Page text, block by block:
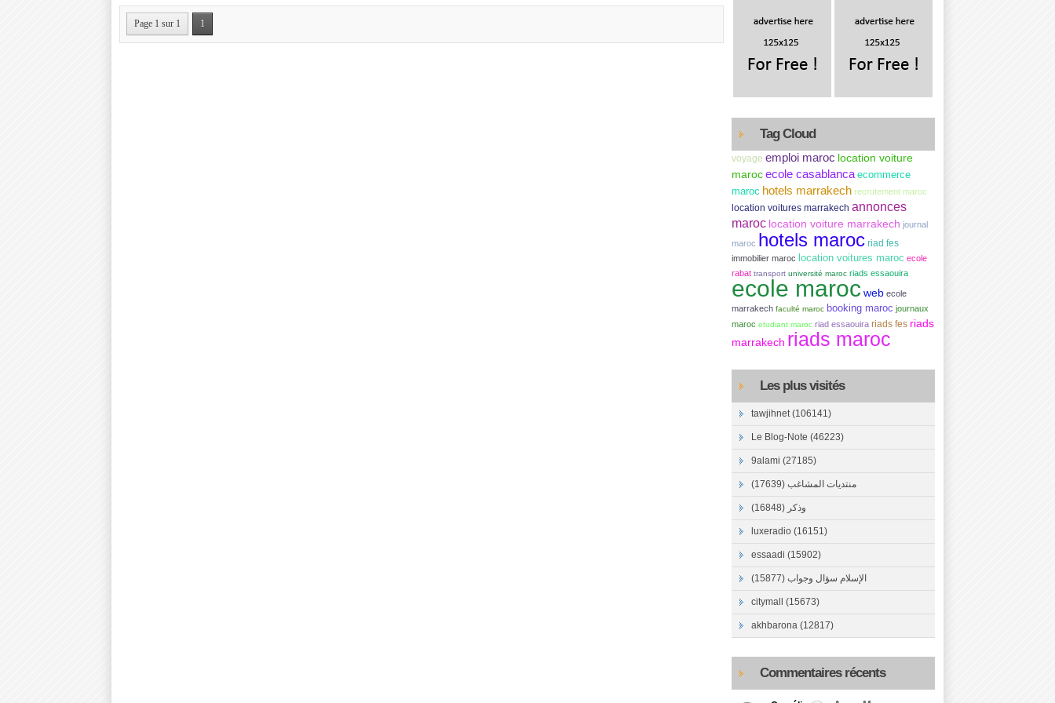
Page 1 sur 1 1
Tag Cloud
voyage emploi maroc location voiture
maroc ecole casablanca ecommerce
maroc hotels marrakech recrutement maroc
location voitures marrakech annonces
maroc location voiture marrakech journal
maroc hotels maroc riad fes
immobilier maroc location voitures maroc ecole
rabat transport université maroc riads essaouira
ecole maroc web ecole
marrakech faculté maroc booking maroc journaux
maroc etudiant maroc riad essaouira riads fes riads
marrakech riads maroc
Les plus visités
tawjihnet (106141)
Le Blog-Note (46223)
9alami (27185)
منتديات المشاغب (17639)
وذكر (16848)
luxeradio (16151)
essaadi (15902)
الإسلام سؤال وجواب (15877)
citymall (15673)
akhbarona (12817)
Commentaires récents